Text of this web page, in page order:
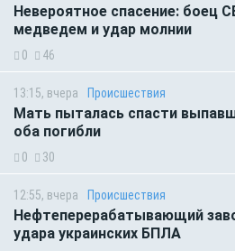
Невероятное спасение: боец
медведем и удар молнии
0 46
13:15, вчера Происшествия
Мать пыталась спасти
оба погибли
0 30
12:55, вчера Происшествия
Нефтеперерабатывающий
удара украинских БПЛА